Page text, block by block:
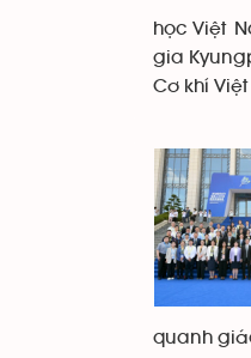
học Việt
gia
Cơ khí
quanh